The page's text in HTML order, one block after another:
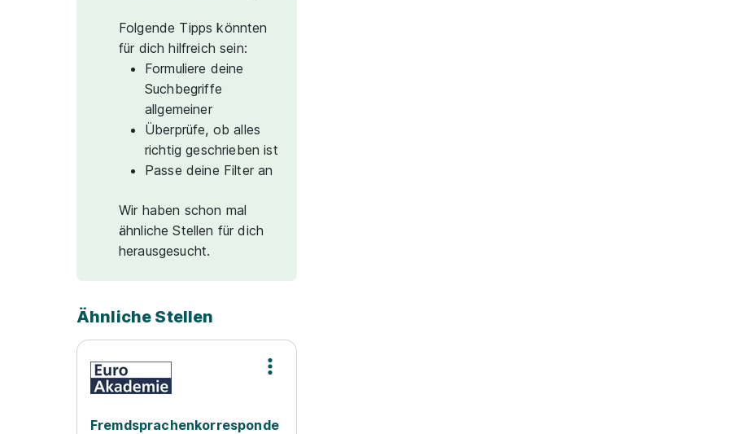
Folgende Tipps könnten
für dich hilfreich sein:
Formuliere deine
Suchbegriffe
allgemeiner
Überprüfe, ob alles
richtig geschrieben ist
Passe deine Filter an
Wir haben schon mal
ähnliche Stellen für dich
herausgesucht.
Ähnliche Stellen
Fremdsprachenkorresponde